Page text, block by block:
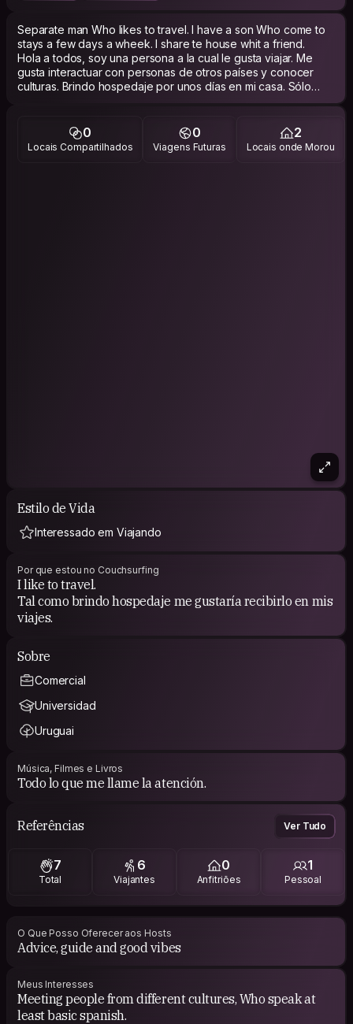
Separate man Who likes to travel. I have a son Who come to
stays a few days a wheek. I share te house whit a friend.
Hola a todos, soy una persona a la cual le gusta viajar. Me
gusta interactuar con personas de otros países y conocer
culturas. Brindo hospedaje por unos días en mi casa. Sólo
pido orden y limpieza en la estadía. Espero hacer amigos y
0
Locais Compartilhados
0
Viagens Futuras
2
Locais onde Morou
Estilo de Vida
Interessado em Viajando
Por que estou no Couchsurfing
I like to travel.
Tal como brindo hospedaje me gustaría recibirlo en mis
viajes.
Sobre
Comercial
Universidad
Uruguai
Música, Filmes e Livros
Todo lo que me llame la atención.
Referências Ver Tudo
7
Total
6
Viajantes
0
Anfitriões
1
Pessoal
O Que Posso Oferecer aos Hosts
Advice, guide and good vibes
Meus Interesses
Meeting people from different cultures, Who speak at
least basic spanish.